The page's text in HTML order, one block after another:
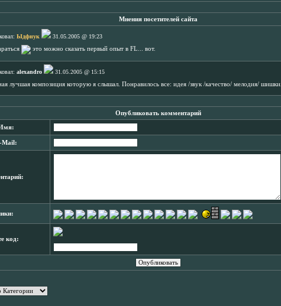
Мнения посетителей сайта
Ыдфнук
31.05.2005 @ 19:23
это можно сказать первый опыт в FL... вот.
alexandro
31.05.2005 @ 15:15
лучшая композиция которую я слышал. Понравилось все: идея /звук /качество/ мелодия/ шишки.
Опубликовать комментарий
Mail:
код: